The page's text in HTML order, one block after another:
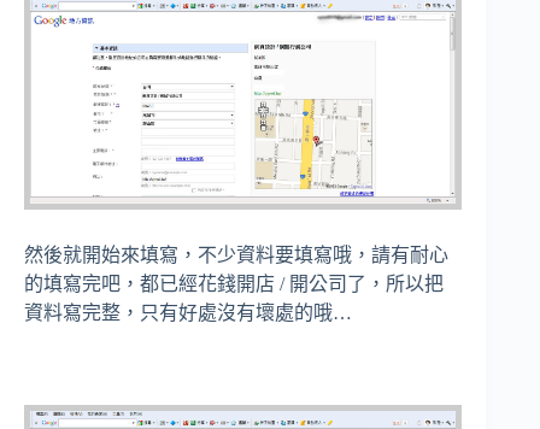
然後就開始來填寫，不少資料要填寫哦，請有耐心
的填寫完吧，都已經花錢開店 / 開公司了，所以把
資料寫完整，只有好處沒有壞處的哦…